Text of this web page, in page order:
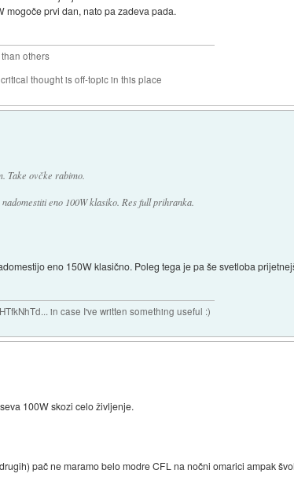
mogoče prvi dan, nato pa zadeva pada.
others
thought is off-topic in this place
Take ovčke rabimo.
eno 100W klasiko. Res full prihranka.
eno 150W klasično. Poleg tega je pa še svetloba
in case I've written something useful :)
100W skozi celo življenje.
pač ne maramo belo modre CFL na nočni omarici ampak